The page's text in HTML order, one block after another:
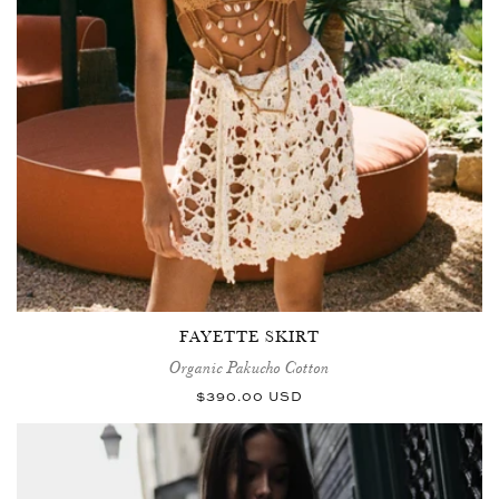
FAYETTE SKIRT
Organic Pakucho Cotton
Prix
$390.00 USD